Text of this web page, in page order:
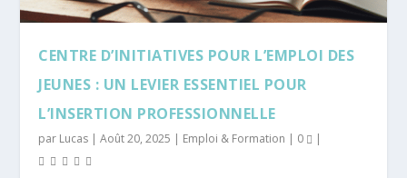
CENTRE D’INITIATIVES POUR L’EMPLOI DES
JEUNES : UN LEVIER ESSENTIEL POUR
L’INSERTION PROFESSIONNELLE
par Lucas |Août 20, 2025 | Emploi & Formation | 0 |